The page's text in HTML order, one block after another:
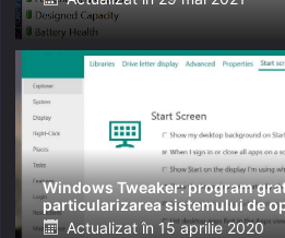
on
Windows Tweaker: program
particularizarea sistemului de
Posted
Actualizat în 15 aprilie 2020